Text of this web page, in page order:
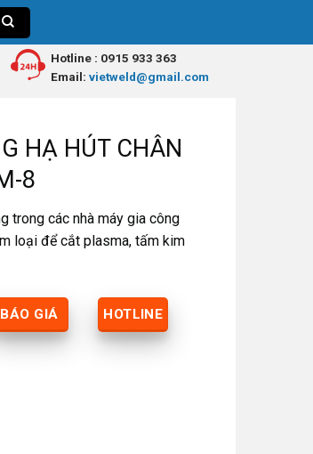
Hotline : 0915 933 363
Email: vietweld@gmail.com
HẠ HÚT CHÂN
8
trong các nhà máy gia công
loại để cắt plasma, tấm kim
BÁO GIÁ HOTLINE